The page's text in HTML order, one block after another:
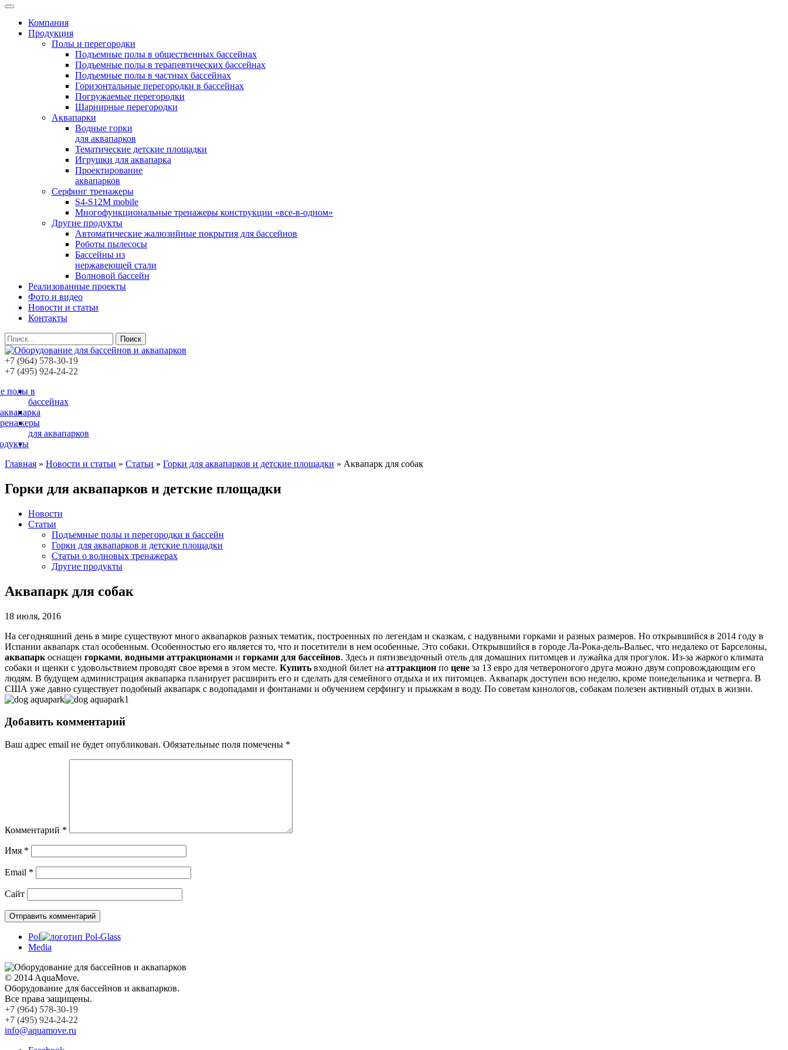
Компания
Продукция
Полы и перегородки
Подъемные полы в общественных бассейнах
Подъемные полы в терапевтических бассейнах
Подъемные полы в частных бассейнах
Горизонтальные перегородки в бассейнах
Погружаемые перегородки
Шарнирные перегородки
Аквапарки
Водные горки
для аквапарков
Тематические детские площадки
Игрушки для аквапарка
Проектирование
аквапарков
Серфинг тренажеры
S4-S12M mobile
Многофункциональные тренажеры конструкции «все-в-одном»
Другие продукты
Автоматические жалюзийные покрытия для бассейнов
Роботы пылесосы
Бассейны из
нержавеющей стали
Волновой бассейн
Реализованные проекты
Фото и видео
Новости и статьи
Контакты
Поиск
+7 (964) 578-30-19
+7 (495) 924-24-22
полы в
бассейнах
для аквапарков
Главная » Новости и статьи » Статьи » Горки для аквапарков и детские площадки » Аквапарк для собак
Горки для аквапарков и детские площадки
Новости
Статьи
Подъемные полы и перегородки в бассейн
Горки для аквапарков и детские площадки
Статьи о волновых тренажерах
Другие продукты
Аквапарк для собак
18 июля, 2016
На сегодняшний день в мире существуют много аквапарков разных тематик, построенных по легендам и сказкам, с надувными горками и разных размеров. Но открывшийся в 2014 году в
Испании аквапарк стал особенным. Особенностью его является то, что и посетители в нем особенные. Это собаки. Открывшийся в городе Ла-Рока-дель-Вальес, что недалеко от Барселоны,
аквапарк оснащен горками, водными аттракционами и горками для бассейнов. Здесь и пятизвездочный отель для домашних питомцев и лужайка для прогулок. Из-за жаркого климата
собаки и щенки с удовольствием проводят свое время в этом месте. Купить входной билет на аттракцион по цене за 13 евро для четвероногого друга можно двум сопровождающим его
людям. В будущем администрация аквапарка планирует расширить его и сделать для семейного отдыха и их питомцев. Аквапарк доступен всю неделю, кроме понедельника и четверга. В
США уже давно существует подобный аквапарк с водопадами и фонтанами и обучением серфингу и прыжкам в воду. По советам кинологов, собакам полезен активный отдых в жизни.
Добавить комментарий
Ваш адрес email не будет опубликован. Обязательные поля помечены *
Комментарий *
Имя *
Email *
Сайт
Pol
Media
© 2014 AquaMove.
Оборудование для бассейнов и аквапарков.
Все права защищены.
+7 (964) 578-30-19
+7 (495) 924-24-22
info@aquamove.ru